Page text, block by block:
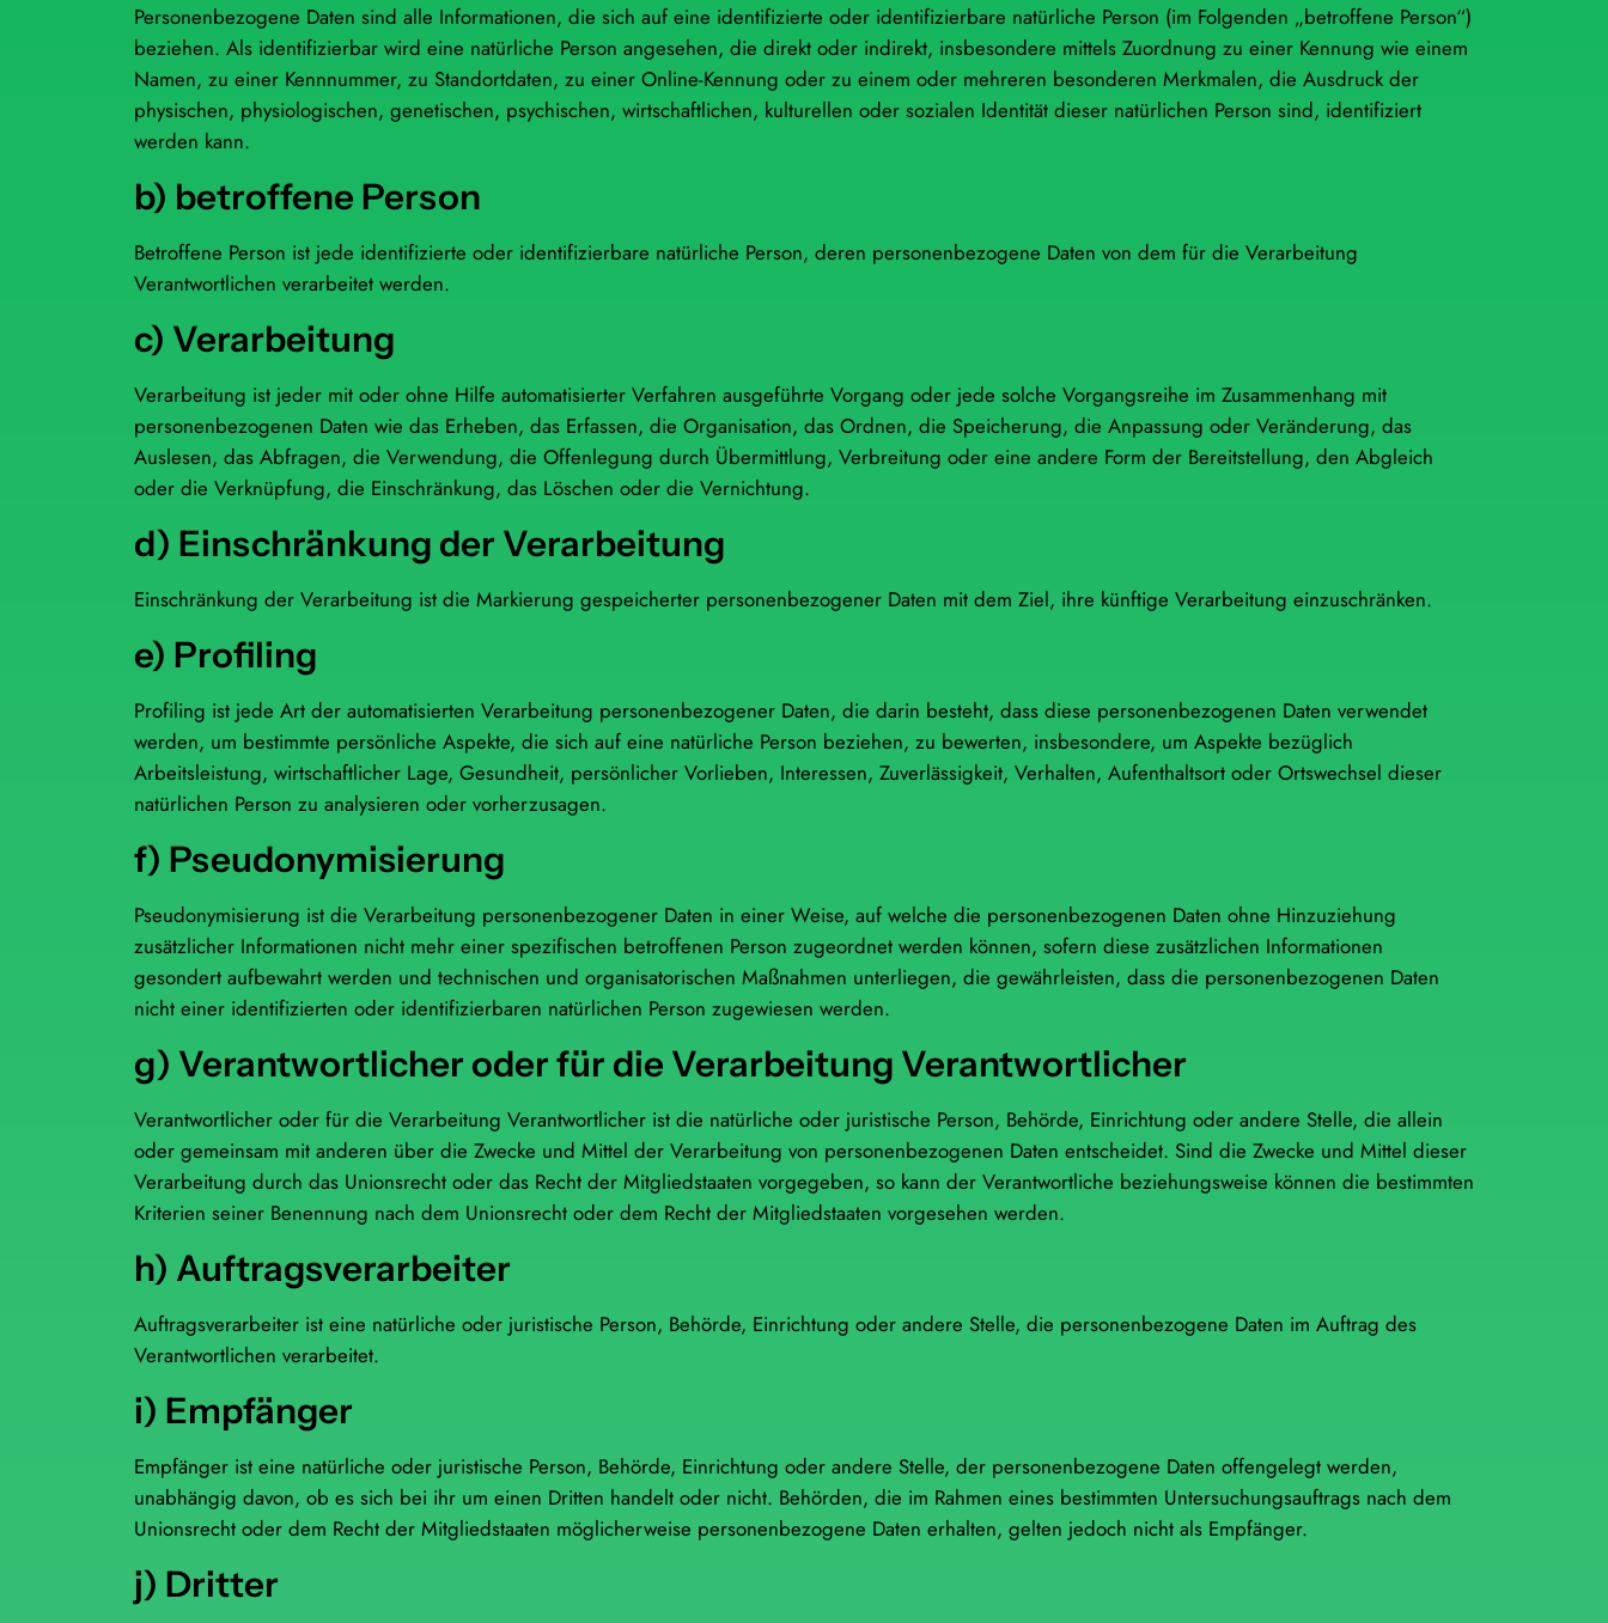
Personenbezogene Daten sind alle Informationen, die sich auf eine identifizierte oder identifizierbare natürliche Person (im Folgenden „betroffene Person“)
beziehen. Als identifizierbar wird eine natürliche Person angesehen, die direkt oder indirekt, insbesondere mittels Zuordnung zu einer Kennung wie einem
Namen, zu einer Kennnummer, zu Standortdaten, zu einer Online-Kennung oder zu einem oder mehreren besonderen Merkmalen, die Ausdruck der
physischen, physiologischen, genetischen, psychischen, wirtschaftlichen, kulturellen oder sozialen Identität dieser natürlichen Person sind, identifiziert
werden kann.
b) betroffene Person
Betroffene Person ist jede identifizierte oder identifizierbare natürliche Person, deren personenbezogene Daten von dem für die Verarbeitung
Verantwortlichen verarbeitet werden.
c) Verarbeitung
Verarbeitung ist jeder mit oder ohne Hilfe automatisierter Verfahren ausgeführte Vorgang oder jede solche Vorgangsreihe im Zusammenhang mit
personenbezogenen Daten wie das Erheben, das Erfassen, die Organisation, das Ordnen, die Speicherung, die Anpassung oder Veränderung, das
Auslesen, das Abfragen, die Verwendung, die Offenlegung durch Übermittlung, Verbreitung oder eine andere Form der Bereitstellung, den Abgleich
oder die Verknüpfung, die Einschränkung, das Löschen oder die Vernichtung.
d) Einschränkung der Verarbeitung
Einschränkung der Verarbeitung ist die Markierung gespeicherter personenbezogener Daten mit dem Ziel, ihre künftige Verarbeitung einzuschränken.
e) Profiling
Profiling ist jede Art der automatisierten Verarbeitung personenbezogener Daten, die darin besteht, dass diese personenbezogenen Daten verwendet
werden, um bestimmte persönliche Aspekte, die sich auf eine natürliche Person beziehen, zu bewerten, insbesondere, um Aspekte bezüglich
Arbeitsleistung, wirtschaftlicher Lage, Gesundheit, persönlicher Vorlieben, Interessen, Zuverlässigkeit, Verhalten, Aufenthaltsort oder Ortswechsel dieser
natürlichen Person zu analysieren oder vorherzusagen.
f) Pseudonymisierung
Pseudonymisierung ist die Verarbeitung personenbezogener Daten in einer Weise, auf welche die personenbezogenen Daten ohne Hinzuziehung
zusätzlicher Informationen nicht mehr einer spezifischen betroffenen Person zugeordnet werden können, sofern diese zusätzlichen Informationen
gesondert aufbewahrt werden und technischen und organisatorischen Maßnahmen unterliegen, die gewährleisten, dass die personenbezogenen Daten
nicht einer identifizierten oder identifizierbaren natürlichen Person zugewiesen werden.
g) Verantwortlicher oder für die Verarbeitung Verantwortlicher
Verantwortlicher oder für die Verarbeitung Verantwortlicher ist die natürliche oder juristische Person, Behörde, Einrichtung oder andere Stelle, die allein
oder gemeinsam mit anderen über die Zwecke und Mittel der Verarbeitung von personenbezogenen Daten entscheidet. Sind die Zwecke und Mittel dieser
Verarbeitung durch das Unionsrecht oder das Recht der Mitgliedstaaten vorgegeben, so kann der Verantwortliche beziehungsweise können die bestimmten
Kriterien seiner Benennung nach dem Unionsrecht oder dem Recht der Mitgliedstaaten vorgesehen werden.
h) Auftragsverarbeiter
Auftragsverarbeiter ist eine natürliche oder juristische Person, Behörde, Einrichtung oder andere Stelle, die personenbezogene Daten im Auftrag des
Verantwortlichen verarbeitet.
i) Empfänger
Empfänger ist eine natürliche oder juristische Person, Behörde, Einrichtung oder andere Stelle, der personenbezogene Daten offengelegt werden,
unabhängig davon, ob es sich bei ihr um einen Dritten handelt oder nicht. Behörden, die im Rahmen eines bestimmten Untersuchungsauftrags nach dem
Unionsrecht oder dem Recht der Mitgliedstaaten möglicherweise personenbezogene Daten erhalten, gelten jedoch nicht als Empfänger.
j) Dritter